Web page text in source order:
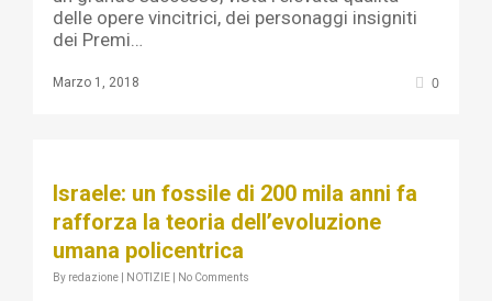
delle opere vincitrici, dei personaggi insigniti
dei Premi…
Marzo 1, 2018 0
Israele: un fossile di 200 mila anni fa
rafforza la teoria dell’evoluzione
umana policentrica
By redazione NOTIZIE No Comments